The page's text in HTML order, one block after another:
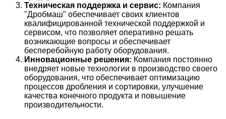
Техническая поддержка и сервис: Компания
"Дробмаш" обеспечивает своих клиентов
квалифицированной технической поддержкой и
сервисом, что позволяет оперативно решать
возникающие вопросы и обеспечивает
бесперебойную работу оборудования.
Инновационные решения: Компания постоянно
внедряет новые технологии в производство своего
оборудования, что обеспечивает оптимизацию
процессов дробления и сортировки, улучшение
качества конечного продукта и повышение
производительности.